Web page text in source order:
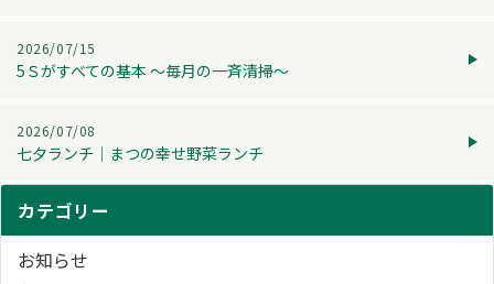
2026/07/15
5Ｓがすべての基本 ～毎月の一斉清掃～
2026/07/08
七夕ランチ│まつの幸せ野菜ランチ
カテゴリー
お知らせ